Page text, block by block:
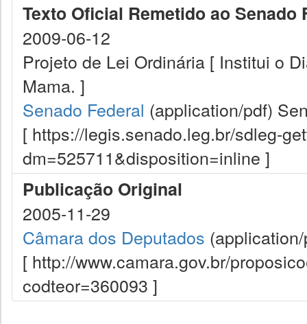
Texto Oficial Remetido ao Senado
2009-06-12
Projeto de Lei Ordinária [ Institui o
Mama. ]
Senado Federal (application/pdf)
[ https://legis.senado.leg.br/sdleg-
dm=525711&disposition=inline ]
Publicação Original
2005-11-29
Câmara dos Deputados
[ http://www.camara.gov.br/
codteor=360093 ]